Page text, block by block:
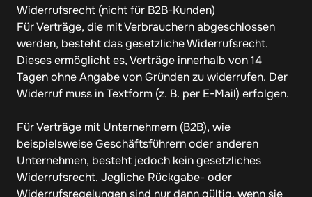
Widerrufsrecht (nicht für B2B-Kunden)
Für Verträge, die mit Verbrauchern abgeschlossen
werden, besteht das gesetzliche Widerrufsrecht.
Dieses ermöglicht es, Verträge innerhalb von 14
Tagen ohne Angabe von Gründen zu widerrufen. Der
Widerruf muss in Textform (z. B. per E-Mail) erfolgen.
Für Verträge mit Unternehmern (B2B), wie
beispielsweise Geschäftsführern oder anderen
Unternehmen, besteht jedoch kein gesetzliches
Widerrufsrecht. Jegliche Rückgabe- oder
Widerrufsregelungen sind nur dann gültig, wenn sie